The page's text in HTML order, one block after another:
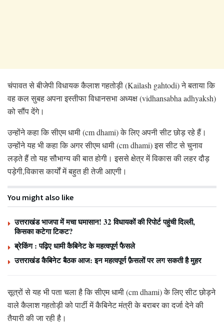
चंपावत से बीजेपी विधायक कैलाश गहतोड़ी (Kailash gahtodi) ने बताया कि
वह कल सुबह अपना इस्तीफा विधानसभा अध्यक्ष (vidhansabha adhyaksh)
को सौंप देंगे।
उन्होंने कहा कि सीएम धामी (cm dhami) के लिए अपनी सीट छोड़ रहे हैं।
उन्होंने यह भी कहा कि अगर सीएम धामी (cm dhami) इस सीट से चुनाव
लड़ते हैं तो यह सौभाग्य की बात होगी। इससे क्षेत्र में विकास की लहर दौड़
पड़ेगी,विकास कार्यों में बहुत ही तेजी आएगी।
You might also like
उत्तराखंड भाजपा में मचा घमासान! 32 विधायकों की रिपोर्ट पहुंची दिल्ली,
किसका कटेगा टिकट?
ब्रेकिंग : पढ़िए धामी कैबिनेट के महत्वपूर्ण फैसले
उत्तराखंड कैबिनेट बैठक आज: इन महत्वपूर्ण फ़ैसलों पर लग सकती है मुहर
सूत्रों से यह भी पता चला है कि सीएम धामी (cm dhami) के लिए सीट छोड़ने
वाले कैलाश गहतोड़ी को पार्टी में कैबिनेट मंत्री के बराबर का दर्जा देने की
तैयारी की जा रही है।